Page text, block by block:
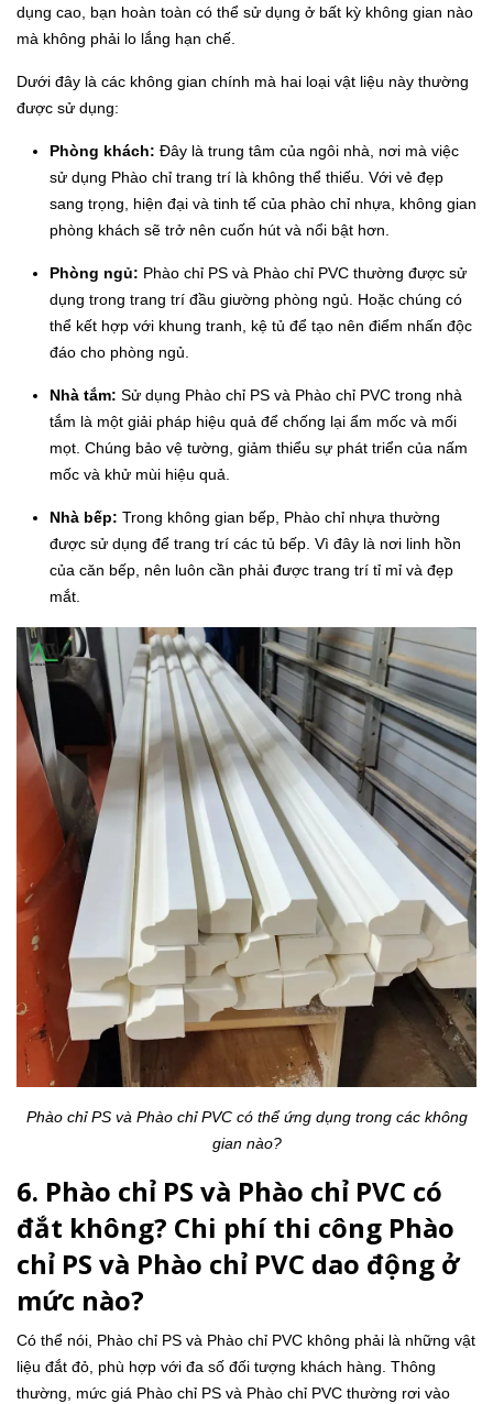
dụng cao, bạn hoàn toàn có thể sử dụng ở bất kỳ không gian nào
mà không phải lo lắng hạn chế.
Dưới đây là các không gian chính mà hai loại vật liệu này thường
được sử dụng:
Phòng khách: Đây là trung tâm của ngôi nhà, nơi mà việc
sử dụng Phào chỉ trang trí là không thể thiếu. Với vẻ đẹp
sang trọng, hiện đại và tinh tế của phào chỉ nhựa, không gian
phòng khách sẽ trở nên cuốn hút và nổi bật hơn.
Phòng ngủ: Phào chỉ PS và Phào chỉ PVC thường được sử
dụng trong trang trí đầu giường phòng ngủ. Hoặc chúng có
thể kết hợp với khung tranh, kệ tủ để tạo nên điểm nhấn độc
đáo cho phòng ngủ.
Nhà tắm: Sử dụng Phào chỉ PS và Phào chỉ PVC trong nhà
tắm là một giải pháp hiệu quả để chống lại ẩm mốc và mối
mọt. Chúng bảo vệ tường, giảm thiểu sự phát triển của nấm
mốc và khử mùi hiệu quả.
Nhà bếp: Trong không gian bếp, Phào chỉ nhựa thường
được sử dụng để trang trí các tủ bếp. Vì đây là nơi linh hồn
của căn bếp, nên luôn cần phải được trang trí tỉ mỉ và đẹp
mắt.
Phào chỉ PS và Phào chỉ PVC có thể ứng dụng trong các không
gian nào?
6. Phào chỉ PS và Phào chỉ PVC có
đắt không? Chi phí thi công Phào
chỉ PS và Phào chỉ PVC dao động ở
mức nào?
Có thể nói, Phào chỉ PS và Phào chỉ PVC không phải là những vật
liệu đắt đỏ, phù hợp với đa số đối tượng khách hàng. Thông
thường, mức giá Phào chỉ PS và Phào chỉ PVC thường rơi vào